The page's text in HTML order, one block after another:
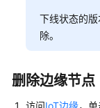
缘
实
程
下线状态的
除。
删除边缘节点